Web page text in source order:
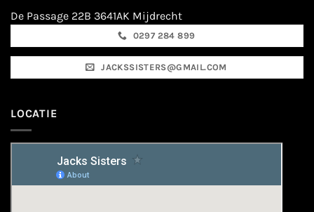
De Passage 22B 3641AK Mijdrecht
0297 284 899
JACKSSISTERS@GMAIL.COM
LOCATIE